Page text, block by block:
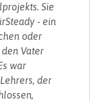
Sie
- ein
oder
Vater
war
der